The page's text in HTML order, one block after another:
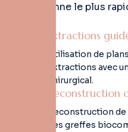
quotidienne le plus
Extractions
Utilisation de
extractions avec
chirurgical.
Reconstruction
Reconstruction
des greffes